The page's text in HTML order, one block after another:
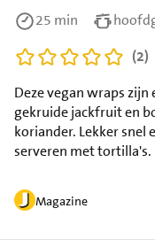
Magazine
Deze vegan wraps
gekruide jackfruit en
koriander. Lekker snel
serveren met tortilla's.
25 min
(2)